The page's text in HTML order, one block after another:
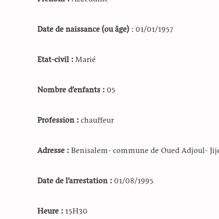
Date de naissance (ou âge): 01/01/1957
Etat-civil :Marié
Nombre d’enfants :05
Profession :chauffeur
Adresse : Benisalem- commune de Oued Adjoul-
Date de l’arrestation :01/08/1995
Heure : 15H30